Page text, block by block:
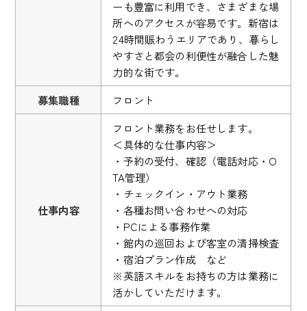
ーも豊富に利用でき、さまざまな場
所へのアクセスが容易です。新宿は
24時間賑わうエリアであり、暮らし
やすさと都会の利便性が融合した魅
力的な街です。
募集職種
フロント
仕事内容
フロント業務をお任せします。
＜具体的な仕事内容＞
・予約の受付、確認（電話対応・O
TA管理）
・チェックイン・アウト業務
・各種お問い合わせへの対応
・PCによる事務作業
・館内の巡回および客室の清掃検査
・宿泊プラン作成 など
※英語スキルをお持ちの方は業務に
活かしていただけます。